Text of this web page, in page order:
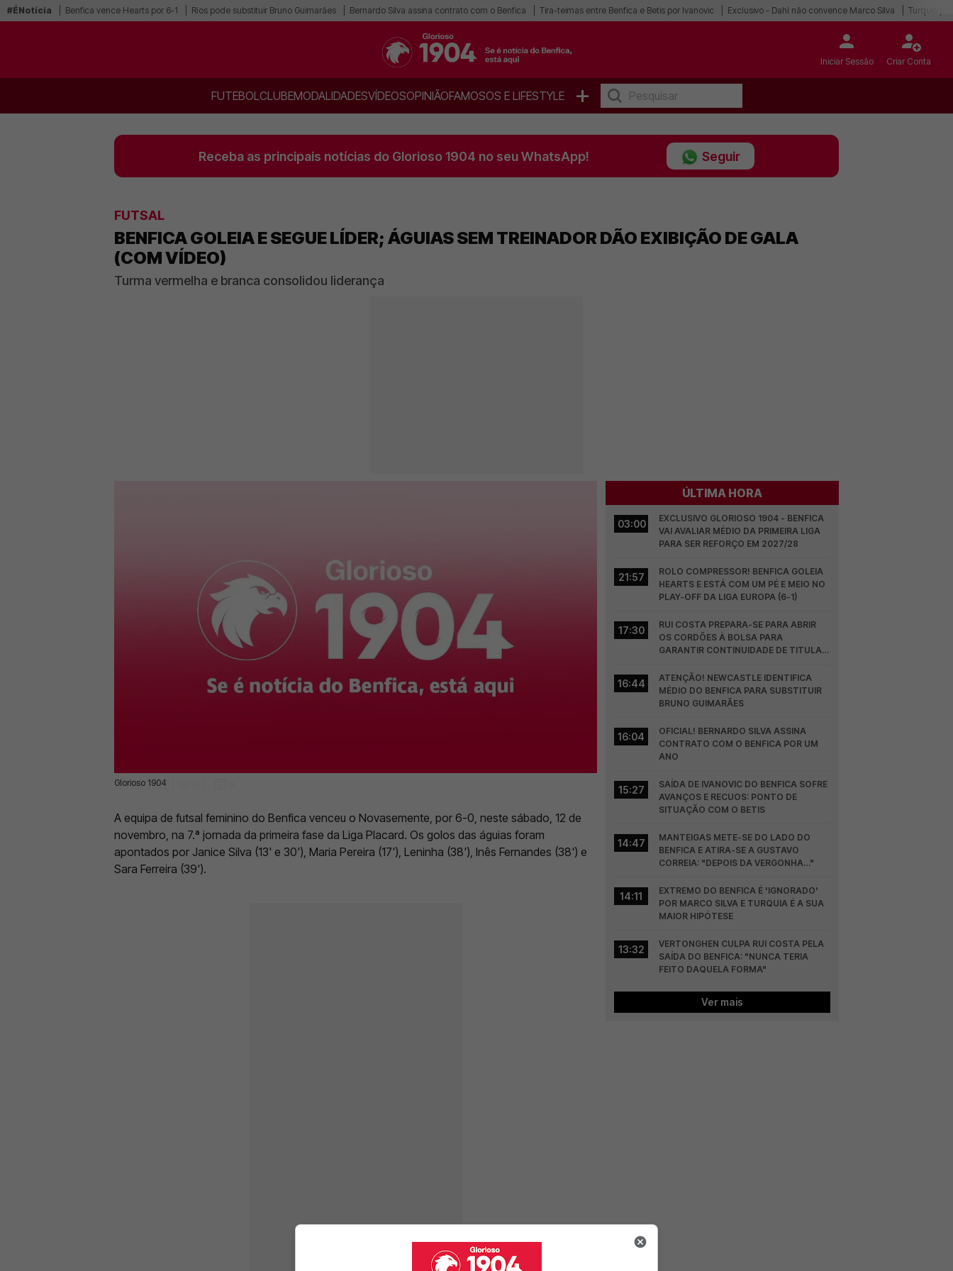
#ÉNotícia Benfica vence Hearts por 6-1 Ríos pode substituir Bruno Guimarães Bernardo Silva assina contrato com o Benfica Tira-teimas entre Benfica e Betis por Ivanovic Exclusivo - Dahl não convence Marco Silva Turquia
Iniciar Sessão Criar Conta
FUTEBOLCLUBEMODALIDADESVÍDEOSOPINIÃOFAMOSOS E LIFESTYLE +
Receba as principais notícias do Glorioso 1904 no seu WhatsApp! Seguir
FUTSAL
BENFICA GOLEIA E SEGUE LÍDER; ÁGUIAS SEM TREINADOR DÃO EXIBIÇÃO DE GALA
(COM VÍDEO)
Turma vermelha e branca consolidou liderança
Glorioso 1904
12 Nov 2022 | 19:10 |
A equipa de futsal feminino do Benfica venceu o Novasemente, por 6-0, neste sábado, 12 de
novembro, na 7.ª jornada da primeira fase da Liga Placard. Os golos das águias foram
apontados por Janice Silva (13' e 30'), Maria Pereira (17'), Leninha (38'), Inês Fernandes (38') e
Sara Ferreira (39').
ÚLTIMA HORA
03:00
EXCLUSIVO GLORIOSO 1904 - BENFICA
VAI AVALIAR MÉDIO DA PRIMEIRA LIGA
PARA SER REFORÇO EM 2027/28
21:57
ROLO COMPRESSOR! BENFICA GOLEIA
HEARTS E ESTÁ COM UM PÉ E MEIO NO
PLAY-OFF DA LIGA EUROPA (6-1)
17:30
RUI COSTA PREPARA-SE PARA ABRIR
OS CORDÕES À BOLSA PARA
GARANTIR CONTINUIDADE DE TITULAR
16:44
ATENÇÃO! NEWCASTLE IDENTIFICA
MÉDIO DO BENFICA PARA SUBSTITUIR
BRUNO GUIMARÃES
16:04
OFICIAL! BERNARDO SILVA ASSINA
CONTRATO COM O BENFICA POR UM
ANO
15:27
SAÍDA DE IVANOVIC DO BENFICA SOFRE
AVANÇOS E RECUOS: PONTO DE
SITUAÇÃO COM O BETIS
14:47
MANTEIGAS METE-SE DO LADO DO
BENFICA E ATIRA-SE A GUSTAVO
CORREIA: "DEPOIS DA VERGONHA…"
14:11
EXTREMO DO BENFICA É 'IGNORADO'
POR MARCO SILVA E TURQUIA É A SUA
MAIOR HIPÓTESE
13:32
VERTONGHEN CULPA RUI COSTA PELA
SAÍDA DO BENFICA: "NUNCA TERIA
FEITO DAQUELA FORMA"
Ver mais